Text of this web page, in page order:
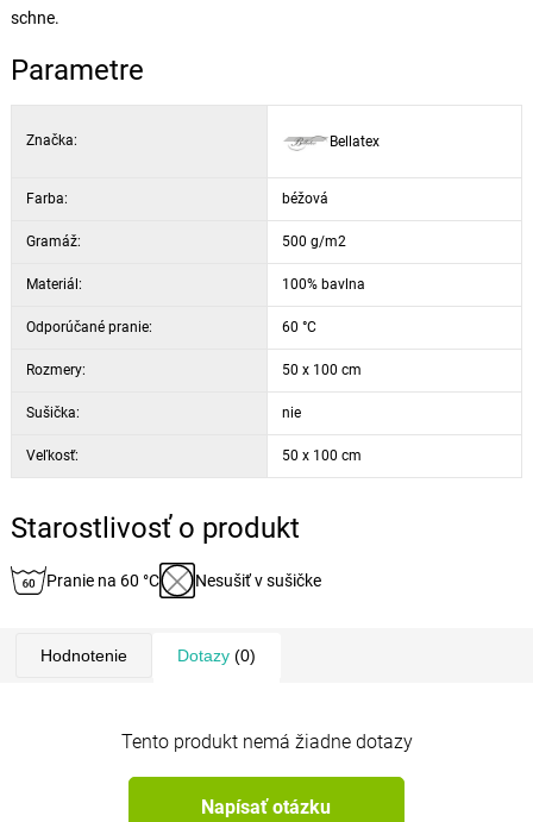
schne.
Parametre
Značka: Bellatex
Farba: béžová
Gramáž: 500 g/m2
Materiál: 100% bavlna
Odporúčané pranie: 60 °C
Rozmery: 50 x 100 cm
Sušička: nie
Veľkosť: 50 x 100 cm
Starostlivosť o produkt
Pranie na 60 °C Nesušiť v sušičke
Hodnotenie Dotazy(0)
Tento produkt nemá žiadne dotazy
Napísať otázku